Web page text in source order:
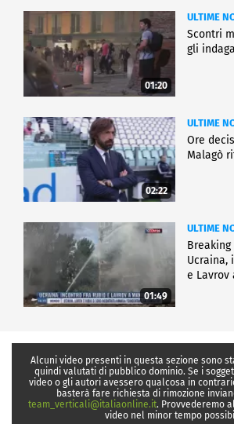
01:20
ULTIME
Scontri
gli
02:22
ULTIME
Ore
Malagò
01:49
ULTIME
Breaking
Ucraina,
e Lavrov
Alcuni video presenti in questa sezione sono
quindi valutati di pubblico dominio. Se i
video o gli autori avessero qualcosa in
basterà fare richiesta di rimozione
team_verticali@italiaonline.it. Provvederemo
video nel minor tempo